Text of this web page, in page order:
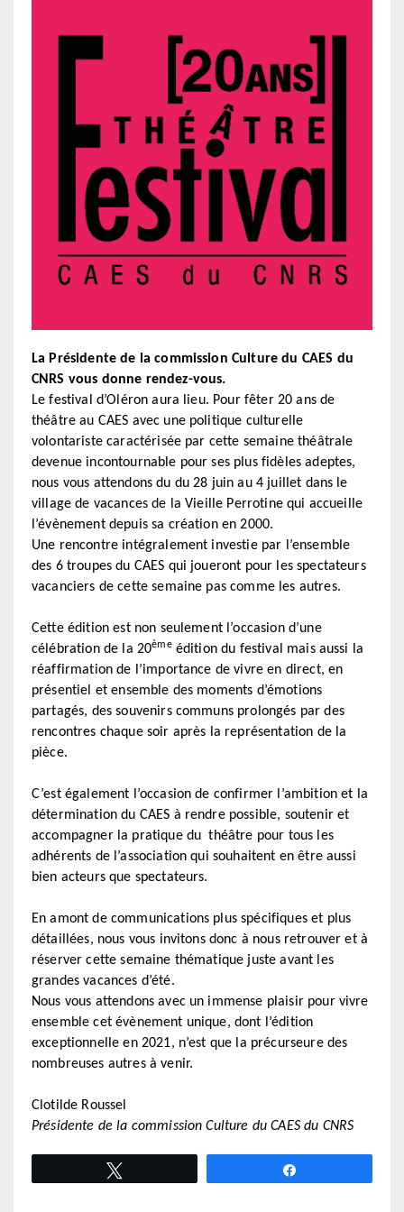
La Présidente de la commission Culture du CAES du
CNRS vous donne rendez-vous.
Le festival d’Oléron aura lieu. Pour fêter 20 ans de
théâtre au CAES avec une politique culturelle
volontariste caractérisée par cette semaine théâtrale
devenue incontournable pour ses plus fidèles adeptes,
nous vous attendons du du 28 juin au 4 juillet dans le
village de vacances de la Vieille Perrotine qui accueille
l’évènement depuis sa création en 2000.
Une rencontre intégralement investie par l’ensemble
des 6 troupes du CAES qui joueront pour les spectateurs
vacanciers de cette semaine pas comme les autres.
Cette édition est non seulement l’occasion d’une
célébration de la 20èmeédition du festival mais aussi la
réaffirmation de l’importance de vivre en direct, en
présentiel et ensemble des moments d’émotions
partagés, des souvenirs communs prolongés par des
rencontres chaque soir après la représentation de la
pièce.
C’est également l’occasion de confirmer l’ambition et la
détermination du CAES à rendre possible, soutenir et
accompagner la pratique du théâtre pour tous les
adhérents de l’association qui souhaitent en être aussi
bien acteurs que spectateurs.
En amont de communications plus spécifiques et plus
détaillées, nous vous invitons donc à nous retrouver et à
réserver cette semaine thématique juste avant les
grandes vacances d’été.
Nous vous attendons avec un immense plaisir pour vivre
ensemble cet évènement unique, dont l’édition
exceptionnelle en 2021, n’est que la précurseure des
nombreuses autres à venir.
Clotilde Roussel
Présidente de la commission Culture du CAES du CNRS